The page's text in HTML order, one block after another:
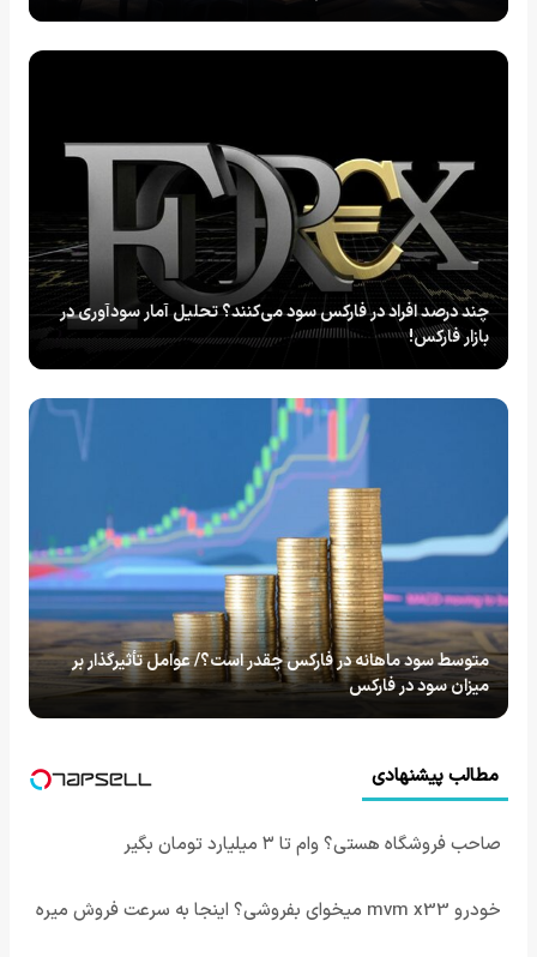
چند درصد افراد در فارکس سود می‌کنند؟ تحلیل آمار سودآوری در
بازار فارکس!
متوسط سود ماهانه در فارکس چقدر است؟/ عوامل تأثیرگذار بر
میزان سود در فارکس
مطالب پیشنهادی
صاحب فروشگاه هستی؟ وام تا ۳ میلیارد تومان بگیر
خودرو mvm x33 میخوای بفروشی؟ اینجا به سرعت فروش میره